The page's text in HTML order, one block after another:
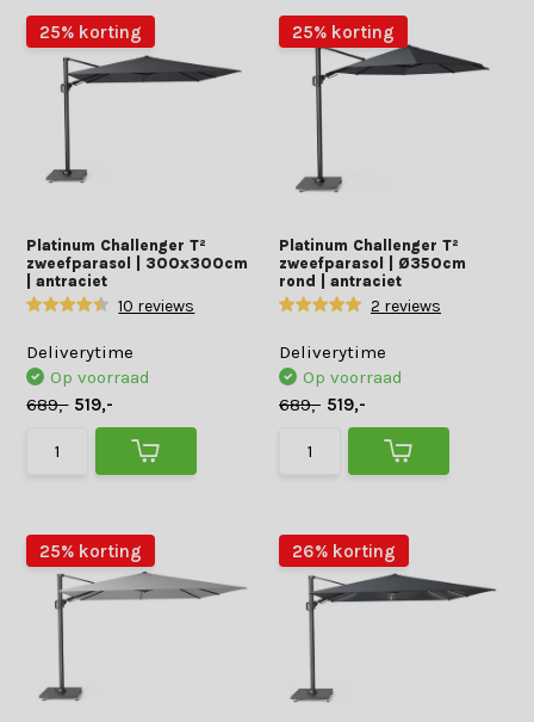
25% korting
Platinum Challenger T²
zweefparasol | 300x300cm
| antraciet
10 reviews
Deliverytime
Op voorraad
689,- 519,-
25% korting
Platinum Challenger T²
zweefparasol | Ø350cm
rond | antraciet
2 reviews
Deliverytime
Op voorraad
689,- 519,-
25% korting 26% korting